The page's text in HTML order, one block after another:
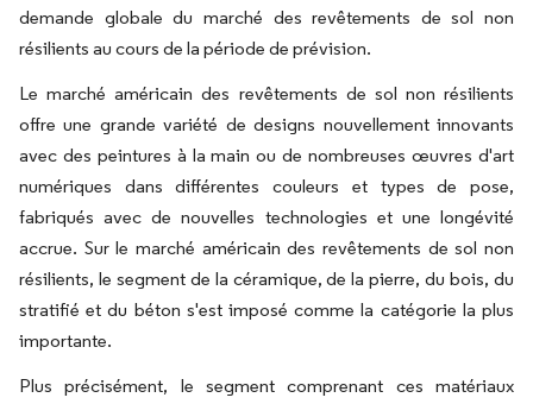
demande globale du marché des revêtements de sol non
résilients au cours de la période de prévision.
Le marché américain des revêtements de sol non résilients
offre une grande variété de designs nouvellement innovants
avec des peintures à la main ou de nombreuses œuvres d'art
numériques dans différentes couleurs et types de pose,
fabriqués avec de nouvelles technologies et une longévité
accrue. Sur le marché américain des revêtements de sol non
résilients, le segment de la céramique, de la pierre, du bois, du
stratifié et du béton s'est imposé comme la catégorie la plus
importante.
Plus précisément, le segment comprenant ces matériaux